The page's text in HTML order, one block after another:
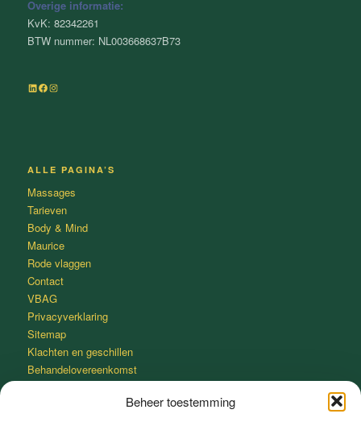
Beheer toestemming
Overige informatie:
KvK: 82342261
BTW nummer: NL003668637B73
LinkedIn
Facebook
Instagram
ALLE PAGINA’S
Massages
Tarieven
Body & Mind
Maurice
Rode vlaggen
Contact
VBAG
Privacyverklaring
Sitemap
Klachten en geschillen
Behandelovereenkomst